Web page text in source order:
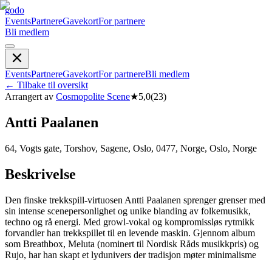
godo
EventsPartnereGavekortFor partnere
Bli medlem
EventsPartnereGavekortFor partnereBli medlem
← Tilbake til oversikt
Arrangert av Cosmopolite Scene★5,0(23)
Antti Paalanen
64, Vogts gate, Torshov, Sagene, Oslo, 0477, Norge, Oslo, Norge
Beskrivelse
Den finske trekkspill-virtuosen Antti Paalanen sprenger grenser med
sin intense scenepersonlighet og unike blanding av folkemusikk,
techno og rå energi. Med growl-vokal og kompromissløs rytmikk
forvandler han trekkspillet til en levende maskin. Gjennom album
som Breathbox, Meluta (nominert til Nordisk Råds musikkpris) og
Rujo, har han skapt et lydunivers der tradisjon møter minimalisme